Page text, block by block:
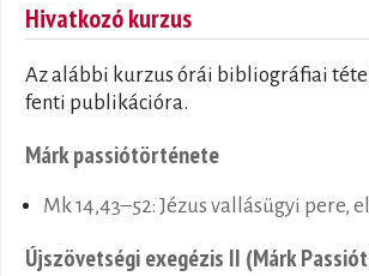
Hivatkozó kurzus
Az alábbi kurzus órái bibliográfiai
fenti publikációra.
Márk passiótörténete
Mk 14,43–52: Jézus vallásügyi pere,
Újszövetségi exegézis II (Márk